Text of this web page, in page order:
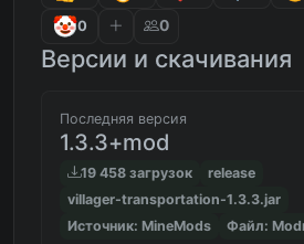
0 0
Версии и скачивания
Последняя версия
1.3.3+mod
19 458 загрузок
release
villager-transportation-1.3.3.jar
Источник: MineMods
Файл: